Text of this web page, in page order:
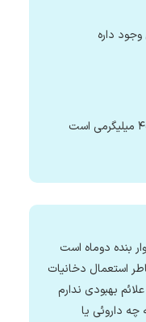
بنده دوماه است
استعمال دخانیات
بهبودی ندارم
چه داروئی یا